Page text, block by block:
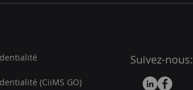
(CiiMS GO)
Suivez-nous: